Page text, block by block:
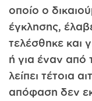
οποίο ο
έγκλησης,
τελέσθηκε και
ή για έναν από
λείπει τέτοια
απόφαση δεν